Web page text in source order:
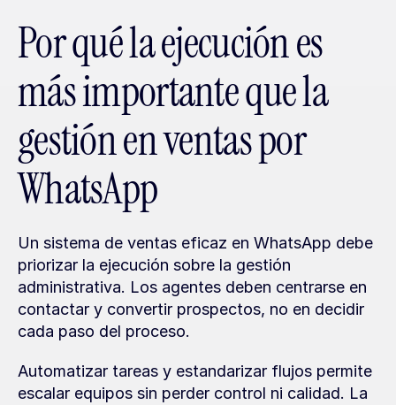
Por qué la ejecución es
más importante que la
gestión en ventas por
WhatsApp
Un sistema de ventas eficaz en WhatsApp debe
priorizar la ejecución sobre la gestión
administrativa. Los agentes deben centrarse en
contactar y convertir prospectos, no en decidir
cada paso del proceso.
Automatizar tareas y estandarizar flujos permite
escalar equipos sin perder control ni calidad. La